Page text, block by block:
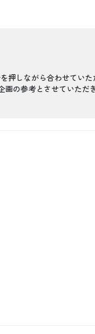
押しながら合わせてい
画の参考とさせていただ